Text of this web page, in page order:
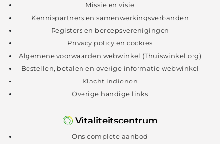
Missie en visie
Kennispartners en samenwerkingsverbanden
Registers en beroepsverenigingen
Privacy policy en cookies
Algemene voorwaarden webwinkel (Thuiswinkel.org)
Bestellen, betalen en overige informatie webwinkel
Klacht indienen
Overige handige links
Vitaliteitscentrum
Ons complete aanbod